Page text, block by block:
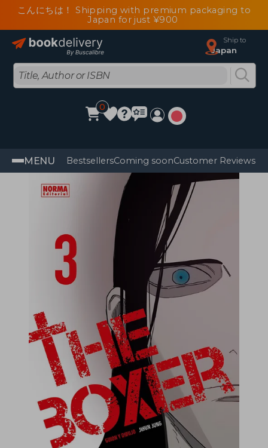
こんにちは！ Shipping with premium packaging to
Japan for just ¥900
Ship to
Japan
0
MENU BestsellersComing soonCustomer Reviews